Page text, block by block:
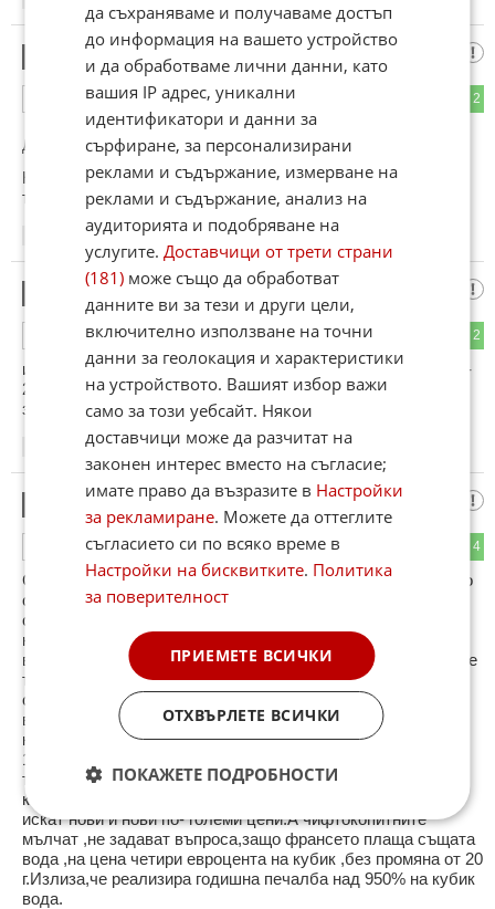
Мдаа!🤔
2
ОТГОВОР
До коментар#2от "Някой":
Никаква разлика с Куба! Комунизъм, евроатлантизъм все
тая!
18.05.2026
един нагревател за 15 евро
2
ОТГОВОР
и стопля кофа с вода за 10 минути . за кратко време е . 18-
22 са 5 дена само . който си ходи неомит даже няма да
забележи .
18.05.2026
Нема страшно
4
ОТГОВОР
Студеният душ,ще го получат " Столичанъе в повече" като
си получат изравнителните сметки.Дали е чиста
случайност,че в цялата столица, Топлофикация ударно
направи засичане на топломери и водомерите за топла
вода,а?Буквално дни,преди половата изненада ,за спиране
топлата вода на половин София.Топла вода,която
столичните чифтокопитни, плащат два пъти: На софийска
вода/ реално френска собственост,наречена" концесия ",
като студена4,16 лв/ кубик ,и втори път на Топлофикация:
16,20 лв/8,40 евро кубик.Такъв безропотен и биволски
търпелив народ няма в цял свят.Французите го дерат до
кокал,цели 20 ,с диви сметки за водата.През 6 месеца
искат нови и нови по- големи цени.А чифтокопитните
мълчат ,не задават въпроса,защо франсето плаща същата
вода ,на цена четири евроцента на кубик ,без промяна от 20
г.Излиза,че реализира годишна печалба над 950% на кубик
вода.
да съхраняваме и получаваме достъп
до информация на вашето устройство
и да обработваме лични данни, като
вашия IP адрес, уникални
идентификатори и данни за
сърфиране, за персонализирани
реклами и съдържание, измерване на
реклами и съдържание, анализ на
аудиторията и подобряване на
услугите.Доставчици от трети страни
(181) може също да обработват
данните ви за тези и други цели,
включително използване на точни
данни за геолокация и характеристики
на устройството. Вашият избор важи
само за този уебсайт. Някои
доставчици може да разчитат на
законен интерес вместо на съгласие;
имате право да възразите в Настройки
за рекламиране. Можете да оттеглите
съгласието си по всяко време в
Настройки на бисквитките. Политика
за поверителност
ПРИЕМЕТЕ ВСИЧКИ
ОТХВЪРЛЕТЕ ВСИЧКИ
ПОКАЖЕТЕ ПОДРОБНОСТИ